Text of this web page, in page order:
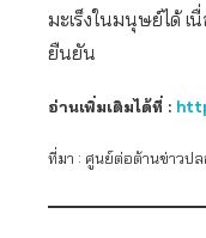
มะเร็งในมนุษย์ได้ เ
ยืนยัน
อ่านเพิ่มเติมได้ที่ :
ที่มา : ศูนย์ต่อต้านข่าวปล